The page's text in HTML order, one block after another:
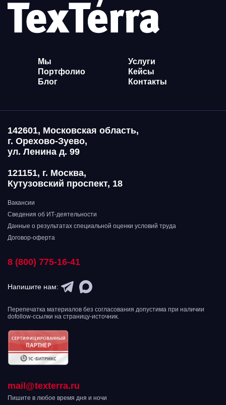
Мы
Услуги
Портфолио
Кейсы
Блог
Контакты
142601, Московская область,
г. Орехово-Зуево,
ул. Ленина д. 99
121151, г. Москва,
Кутузовский проспект, 18
Вакансии
Сведения об ИТ-деятельности
Данные о результатах специальной оценки условий труда
Договор-оферта
8 (800) 775-16-41
Напишите нам:
Перепечатка материалов без согласования допустима при наличии
dofollow-ссылки на страницу-источник.
mail@texterra.ru
Пишите в любое время дня и ночи